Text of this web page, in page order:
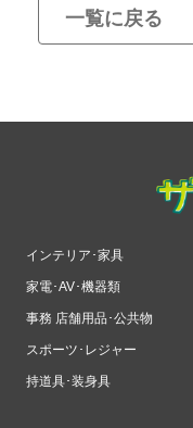
一覧に戻る
インテリア･家具
家電･AV･機器類
事務 店舗用品･公共物
スポーツ･レジャー
持道具･装身具